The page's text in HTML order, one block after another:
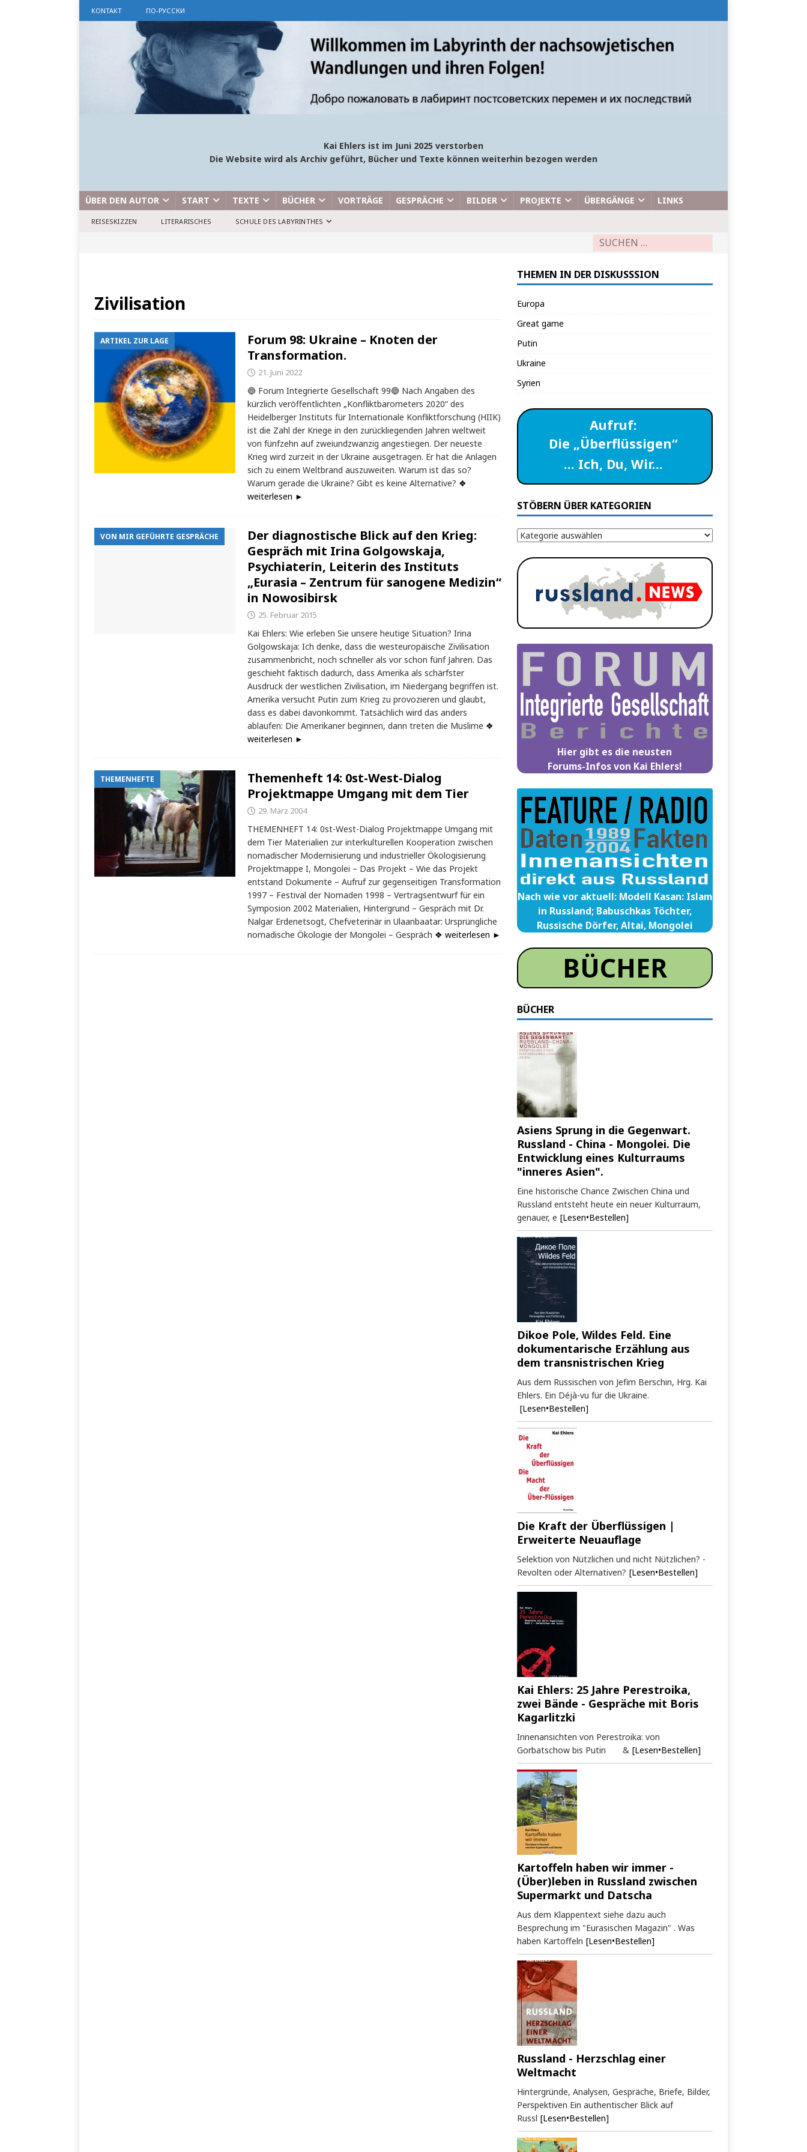
KONTAKT ПО-РУССКИ
Kai Ehlers ist im Juni 2025 verstorben
Die Website wird als Archiv geführt, Bücher und Texte können weiterhin bezogen werden
ÜBER DEN AUTOR START TEXTE BÜCHER VORTRÄGE GESPRÄCHE BILDER PROJEKTE ÜBERGÄNGE LINKS
REISESKIZZEN LITERARISCHES SCHULE DES LABYRINTHES
Zivilisation
ARTIKEL ZUR LAGE
Forum 98: Ukraine – Knoten der
Transformation.
21. Juni 2022
🔵 Forum Integrierte Gesellschaft 99🔵 Nach Angaben des
kürzlich veröffentlichten „Konfliktbarometers 2020“ des
Heidelberger Instituts für Internationale Konfliktforschung (HIIK)
ist die Zahl der Kriege in den zurückliegenden Jahren weltweit
von fünfzehn auf zweiundzwanzig angestiegen. Der neueste
Krieg wird zurzeit in der Ukraine ausgetragen. Er hat die Anlagen
sich zu einem Weltbrand auszuweiten. Warum ist das so?
Warum gerade die Ukraine? Gibt es keine Alternative? ❖
weiterlesen ►
VON MIR GEFÜHRTE GESPRÄCHE
Der diagnostische Blick auf den Krieg:
Gespräch mit Irina Golgowskaja,
Psychiaterin, Leiterin des Instituts
„Eurasia – Zentrum für sanogene Medizin“
in Nowosibirsk
25. Februar 2015
Kai Ehlers: Wie erleben Sie unsere heutige Situation? Irina
Golgowskaja: Ich denke, dass die westeuropäische Zivilisation
zusammenbricht, noch schneller als vor schon fünf Jahren. Das
geschieht faktisch dadurch, dass Amerika als schärfster
Ausdruck der westlichen Zivilisation, im Niedergang begriffen ist.
Amerika versucht Putin zum Krieg zu provozieren und glaubt,
dass es dabei davonkommt. Tatsächlich wird das anders
ablaufen: Die Amerikaner beginnen, dann treten die Muslime ❖
weiterlesen ►
THEMENHEFTE
Themenheft 14: 0st-West-Dialog
Projektmappe Umgang mit dem Tier
29. März 2004
THEMENHEFT 14: 0st-West-Dialog Projektmappe Umgang mit
dem Tier Materialien zur interkulturellen Kooperation zwischen
nomadischer Modernisierung und industrieller Ökologisierung
Projektmappe I, Mongolei – Das Projekt – Wie das Projekt
entstand Dokumente – Aufruf zur gegenseitigen Transformation
1997 – Festival der Nomaden 1998 – Vertragsentwurf für ein
Symposion 2002 Materialien, Hintergrund – Gespräch mit Dr.
Nalgar Erdenetsogt, Chefveterinär in Ulaanbaatar: Ursprüngliche
nomadische Ökologie der Mongolei – Gespräch ❖ weiterlesen ►
THEMEN IN DER DISKUSSSION
Europa
Great game
Putin
Ukraine
Syrien
Aufruf:
Die „Überflüssigen“
… Ich, Du, Wir…
STÖBERN ÜBER KATEGORIEN
Hier gibt es die neusten
Forums-Infos von Kai Ehlers!
Nach wie vor aktuell: Modell Kasan: Islam
in Russland; Babuschkas Töchter,
Russische Dörfer, Altai, Mongolei
BÜCHER
BÜCHER
Asiens Sprung in die Gegenwart.
Russland - China - Mongolei. Die
Entwicklung eines Kulturraums
"inneres Asien".
Eine historische Chance Zwischen China und
Russland entsteht heute ein neuer Kulturraum,
genauer, e [Lesen•Bestellen]
Dikoe Pole, Wildes Feld. Eine
dokumentarische Erzählung aus
dem transnistrischen Krieg
Aus dem Russischen von Jefim Berschin, Hrg. Kai
Ehlers. Ein Déjà-vu für die Ukraine.
[Lesen•Bestellen]
Die Kraft der Überflüssigen |
Erweiterte Neuauflage
Selektion von Nützlichen und nicht Nützlichen? -
Revolten oder Alternativen? [Lesen•Bestellen]
Kai Ehlers: 25 Jahre Perestroika,
zwei Bände - Gespräche mit Boris
Kagarlitzki
Innenansichten von Perestroika: von
Gorbatschow bis Putin & [Lesen•Bestellen]
Kartoffeln haben wir immer -
(Über)leben in Russland zwischen
Supermarkt und Datscha
Aus dem Klappentext siehe dazu auch
Besprechung im "Eurasischen Magazin" . Was
haben Kartoffeln [Lesen•Bestellen]
Russland - Herzschlag einer
Weltmacht
Hintergründe, Analysen, Gespräche, Briefe, Bilder,
Perspektiven Ein authentischer Blick auf
Russl [Lesen•Bestellen]